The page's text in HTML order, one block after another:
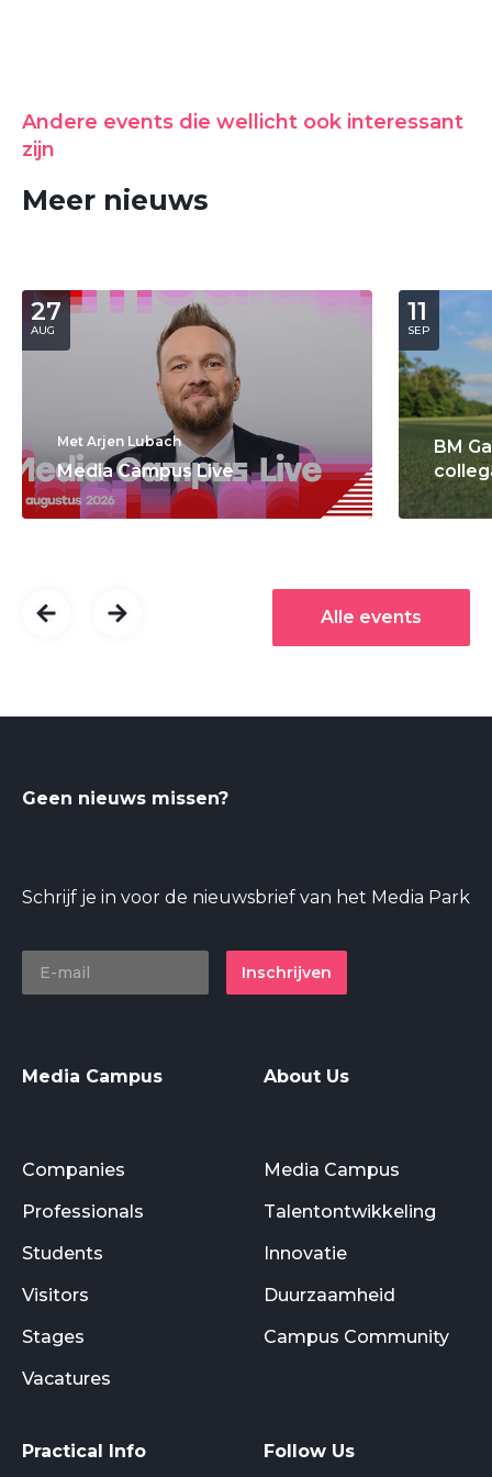
Andere events die wellicht ook interessant
zijn
Meer nieuws
27
AUG
Met Arjen Lubach
Media Campus Live
11
SEP
BM
Alle events
Geen nieuws missen?
Schrijf je in voor de nieuwsbrief van het Media Park
Inschrijven
Media Campus
Companies
Professionals
Students
Visitors
Stages
Vacatures
About Us
Media Campus
Talentontwikkeling
Innovatie
Duurzaamheid
Campus Community
Practical Info Follow Us